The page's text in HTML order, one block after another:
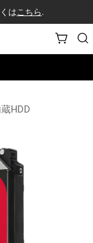
はこちら.
HDD